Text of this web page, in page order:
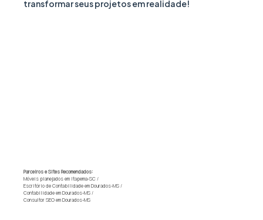
transformar seus projetos em realidade!
Parceiros e Sites Recomendados:
Móveis planejados em Itapema-SC /
Escritório de Contabilidade em Dourados-MS /
Contabilidade em Dourados-MS /
Consultor SEO em Dourados-MS